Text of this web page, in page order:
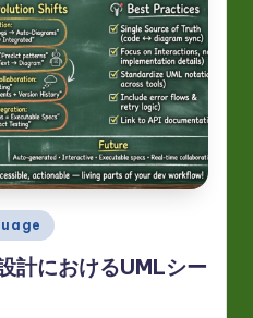
計におけるUMLシー